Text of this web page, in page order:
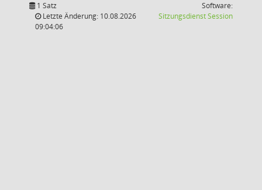
1 Satz
Letzte Änderung: 10.08.2026
09:04:06
Software:
SitzungsdienstSession(Wird in